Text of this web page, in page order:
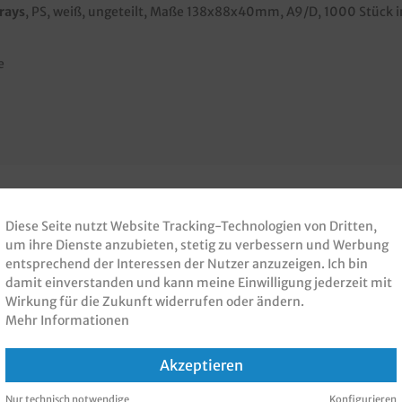
, PS, weiß, ungeteilt, Maße 138x88x40mm, A9/D, 1000 Stück
GEKAUFT
Diese Seite nutzt Website Tracking-Technologien von Dritten,
um ihre Dienste anzubieten, stetig zu verbessern und Werbung
entsprechend der Interessen der Nutzer anzuzeigen. Ich bin
damit einverstanden und kann meine Einwilligung jederzeit mit
Wirkung für die Zukunft widerrufen oder ändern.
Mehr Informationen
Akzeptieren
Nur technisch notwendige Konfigurieren